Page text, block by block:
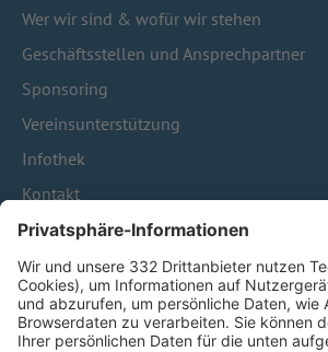
Wer wir sind & wofür wir stehen
Geschäftsstellen und Ansprechpartner
Sponsoring
Vereinsunterstützung
Infothek
Kontakt
HÄUFIG BESUCHTE SEITEN
Pässe und Vereinswechsel
Trainerausbildung